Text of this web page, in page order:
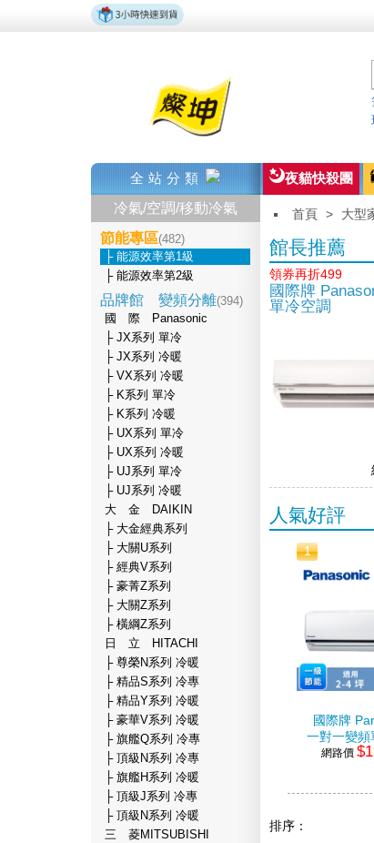
全站分類 夜貓快殺團
冷氣/空調/移動冷氣
節能專區(482)
├ 能源效率第1級
├ 能源效率第2級
品牌館 變頻分離(394)
國 際 Panasonic
├ JX系列 單冷
├ JX系列 冷暖
├ VX系列 冷暖
├ K系列 單冷
├ K系列 冷暖
├ UX系列 單冷
├ UX系列 冷暖
├ UJ系列 單冷
├ UJ系列 冷暖
大 金 DAIKIN
├ 大金經典系列
├ 大關U系列
├ 經典V系列
├ 豪菁Z系列
├ 大關Z系列
├ 橫綱Z系列
日 立 HITACHI
├ 尊榮N系列 冷暖
├ 精品S系列 冷專
├ 精品Y系列 冷暖
├ 豪華V系列 冷暖
├ 旗艦Q系列 冷專
├ 頂級N系列 冷專
├ 旗艦H系列 冷暖
├ 頂級J系列 冷專
├ 頂級N系列 冷暖
三 菱MITSUBISHI
首頁 > 大型
館長推薦
領券再折499
國際牌
單冷空調
人氣好評
1
國際牌
一對一變頻
網路價
排序：